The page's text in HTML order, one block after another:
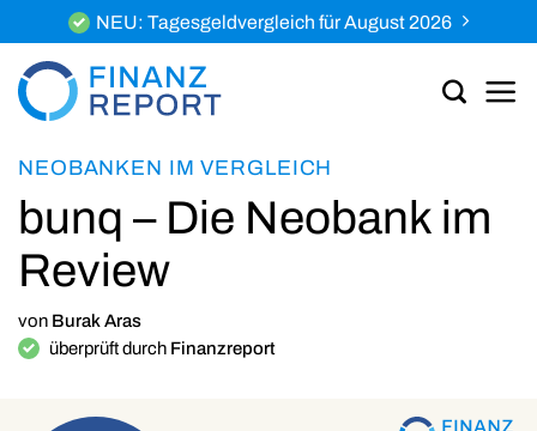
Inhalt
springen
NEU: Tagesgeldvergleich für August 2026
NEOBANKEN IM VERGLEICH
bunq – Die Neobank im
Review
von Burak Aras
überprüft durch Finanzreport